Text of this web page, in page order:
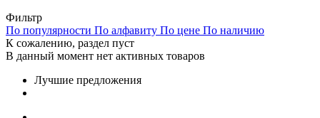
Фильтр
По популярности По алфавиту По цене По наличию
К сожалению, раздел пуст
В данный момент нет активных товаров
Лучшие предложения